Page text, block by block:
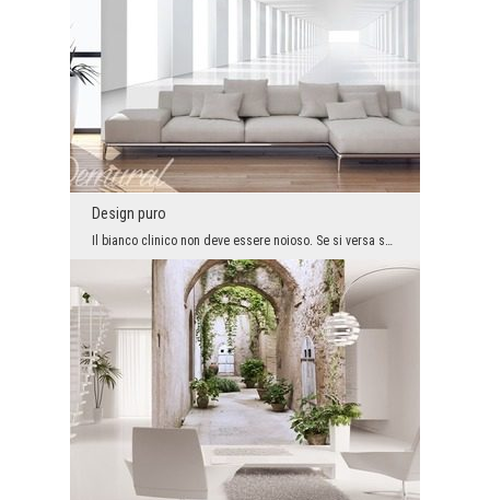
Design puro
Il bianco clinico non deve essere noioso. Se si versa sopra la salsa del design e si applica in u...